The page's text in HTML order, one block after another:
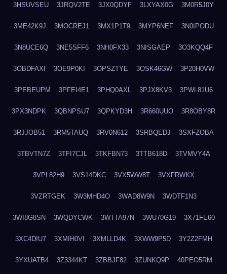
3HSUVSEU 3JRQV2TE 3JX0QDYF 3LXYAX0G 3M0R5J0Y
3ME42K9J 3MOCREJ1 3MX1P1T9 3MYP6NEF 3N0IPODU
3N8UCE6Q 3NE5SFF6 3NH0FX33 3NISGAEP 3O3KQQ4F
3OBDFAXI 3OE9P0KI 3OPSZTYE 3OSK46GW 3P20H0VW
3PEBEUPM 3PFEI4E1 3PHQ0AXL 3PJX8KV3 3PWL81U6
3PX3NDPK 3QBNPSU7 3QPKYD3H 3R660UUO 3R8OBY8R
3RJJOB51 3RM5TAUQ 3RV0N612 3SRBQEDJ 3SXFZOBA
3TBVTN7Z 3TFI7CJL 3TKFBN73 3TTB618D 3TVMVY4A
3VPL82H9 3VS14DKC 3VX5WW8T 3VXFRWKX
3VZRTGEK 3W3MHD4O 3WAD8W9N 3WDTF1N3
3WI8G8SN 3WQDYCWK 3WTTA97N 3WU70G19 3X71FE60
3XC4DIU7 3XMIH0VI 3XMLLD4K 3XWW9P5D 3Y2Z2FMH
3YXUATB4 3Z3344KT 3ZBBJF82 3ZUNKQ9P 40PEO5RM